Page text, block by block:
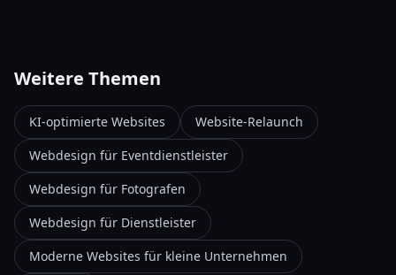
Weitere Themen
KI-optimierte Websites
Website-Relaunch
Webdesign für Eventdienstleister
Webdesign für Fotografen
Webdesign für Dienstleister
Moderne Websites für kleine Unternehmen